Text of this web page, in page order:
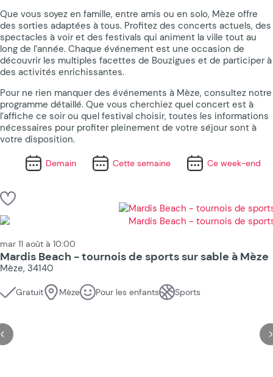
Que vous soyez en famille, entre amis ou en solo, Mèze offre
des sorties adaptées à tous. Profitez des concerts actuels, des
spectacles à voir et des festivals qui animent la ville tout au
long de l’année. Chaque événement est une occasion de
découvrir les multiples facettes de Bouzigues et de participer à
des activités enrichissantes.
Pour ne rien manquer des événements à Mèze, consultez notre
programme détaillé. Que vous cherchiez quel concert est à
l’affiche ce soir ou quel festival choisir, toutes les informations
nécessaires pour profiter pleinement de votre séjour sont à
votre disposition.
Demain Cette semaine Ce week-end
mar 11 août à 10:00
Mardis Beach - tournois de sports sur sable à Mèze
Mèze, 34140
Gratuit Mèze Pour les enfants Sports